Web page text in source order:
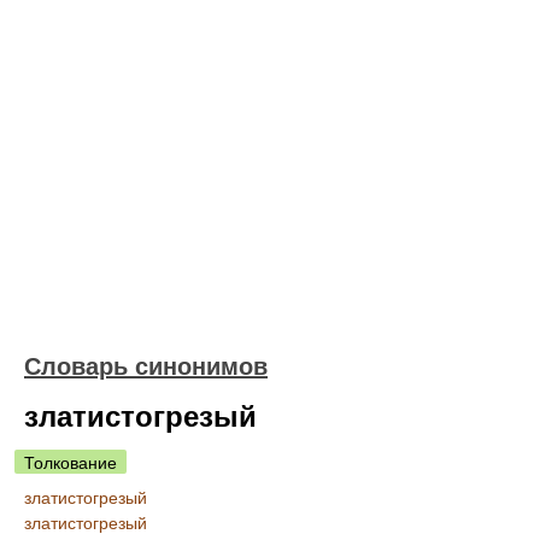
Словарь синонимов
златистогрезый
Толкование
златистогрезый
златистогрезый